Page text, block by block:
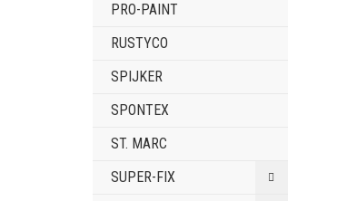
PRO-PAINT
RUSTYCO
SPIJKER
SPONTEX
ST. MARC
SUPER-FIX